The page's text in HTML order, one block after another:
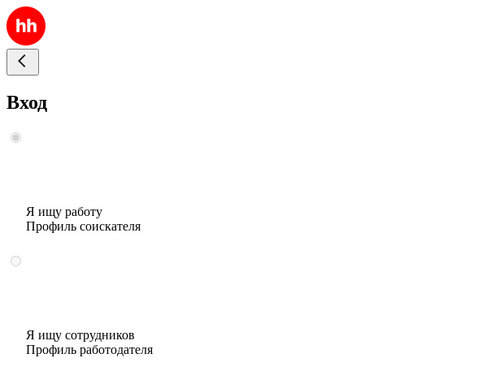
Вход
Я ищу работу
Профиль соискателя
Я ищу сотрудников
Профиль работодателя